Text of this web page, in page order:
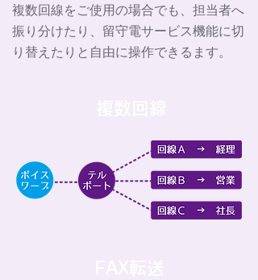
複数回線をご使用の場合でも、担当者へ
振り分けたり、留守電サービス機能に切
り替えたりと自由に操作できるます。